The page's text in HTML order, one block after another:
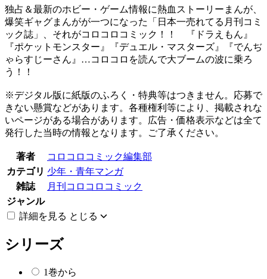
独占＆最新のホビー・ゲーム情報に熱血ストーリーまんが、
爆笑ギャグまんがが一つになった「日本一売れてる月刊コミ
ック誌」、それがコロコロコミック！！ 『ドラえもん』
『ポケットモンスター』『デュエル・マスターズ』『でんぢ
ゃらすじーさん』…コロコロを読んで大ブームの波に乗ろ
う！！
※デジタル版に紙版のふろく・特典等はつきません。応募で
きない懸賞などがあります。各種権利等により、掲載されな
いページがある場合があります。広告・価格表示などは全て
発行した当時の情報となります。ご了承ください。
著者
コロコロコミック編集部
カテゴリ 少年・青年マンガ
雑誌
月刊コロコロコミック
ジャンル
詳細を見る とじる
シリーズ
1巻から